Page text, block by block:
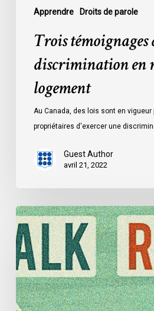
Apprendre Droits de parole
Trois témoignages
discrimination en
logement
Au Canada, des lois sont en vigueur
propriétaires d'exercer une
Guest Author
avril 21, 2022
Trois
témoignages
de
discrimination
en
matière
de